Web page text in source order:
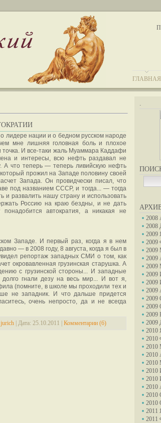
ГЛАВНАЯ
.
2008
2008
2009
2009
2009
2009
2009
2009
2009
2009
2009
2009
2009
2009
2010
2010
2010
2010
2010
2010
2010
2010
2010
2010
2011
2011
лидере нации и о бедном русском народе
мне лишняя головная боль и плохое
И все-таки жаль Муаммара Каддафи
и интересы, всю нефть раздавал не
А что теперь — теперь ливийскую нефть
прожил на Западе половину своей
Запада. Он провидчески писал, что
под названием СССР, и тогда... — тогда
и развалить нашу страну и использовать
Россию на краю бездны, и не дать
автократия, а никакая не
Западе. И первый раз, когда я в нем
— в 2008 году, 8 августа, когда я был в
репортаж западных СМИ о том, как
окровавленная грузинская старушка. А
с грузинской стороны... И западные
гнали дезу на весь мир... И вот я,
(помните, в школе мы проходили тех и
не западник. И что дальше придется
очень непросто, да и не всегда
jurich Дата: 25.10.2011 Комментарии (6)